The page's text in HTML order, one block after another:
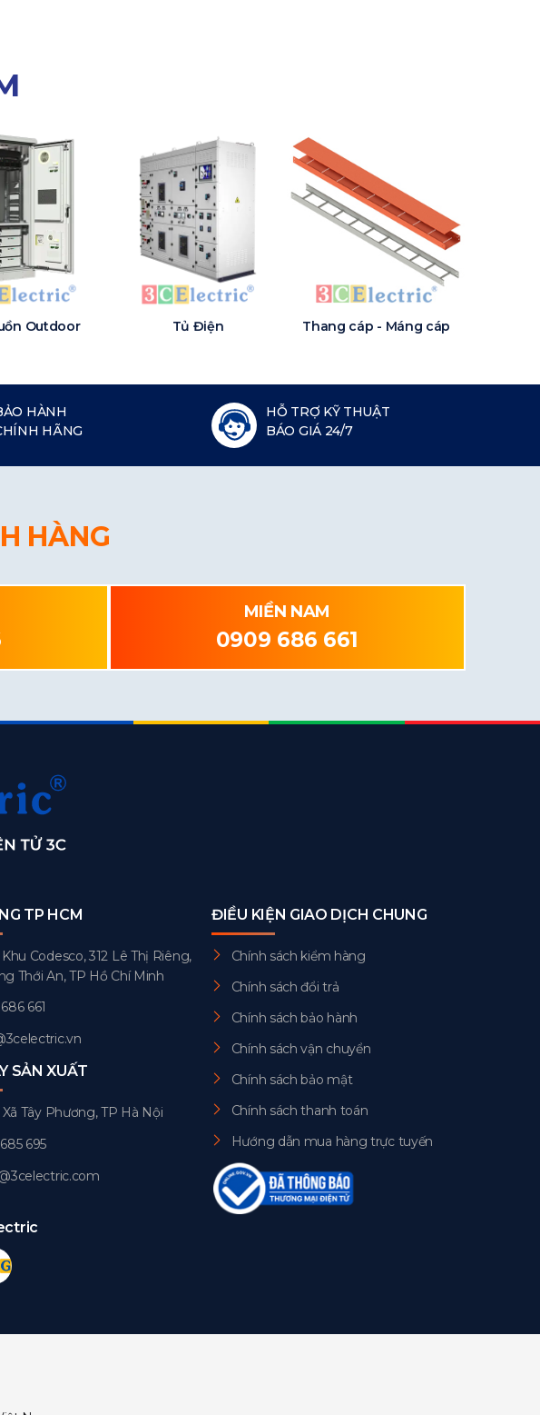
Outdoor Tủ Điện Thang cáp - Máng cáp
HÀNH
HÃNG
HỖ TRỢ KỸ THUẬT
BÁO GIÁ 24/7
HÀNG
MIỀN NAM
0909 686 661
TP HCM
Khu Codesco, 312 Lê Thị Riêng,
Thới An, TP Hồ Chí Minh
661
SẢN XUẤT
Tây Phương, TP Hà Nội
695
ĐIỀU KIỆN GIAO DỊCH CHUNG
Chính sách kiểm hàng
Chính sách đổi trả
Chính sách bảo hành
Chính sách vận chuyển
Chính sách bảo mật
Chính sách thanh toán
Hướng dẫn mua hàng trực tuyến